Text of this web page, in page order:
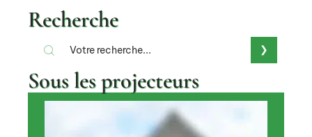
Recherche
Sous les projecteurs